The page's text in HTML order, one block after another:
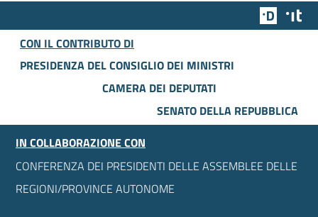
Team
CON IL CONTRIBUTO DI
PRESIDENZA DEL CONSIGLIO DEI MINISTRI
CAMERA DEI DEPUTATI
SENATO DELLA REPUBBLICA
IN COLLABORAZIONE CON
CONFERENZA DEI PRESIDENTI DELLE ASSEMBLEE DELLE
REGIONI/PROVINCE AUTONOME